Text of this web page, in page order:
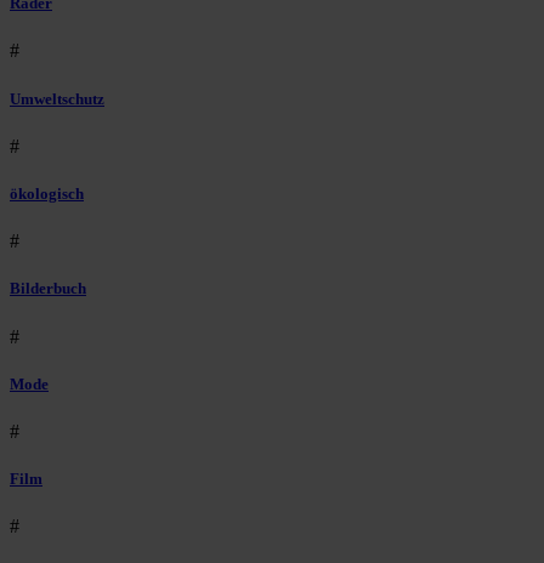
#
Umweltschutz
#
ökologisch
#
Bilderbuch
#
Mode
#
Film
#